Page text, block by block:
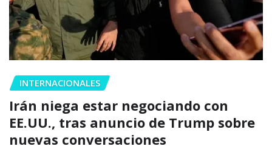
INTERNACIONALES
Irán niega estar negociando con
EE.UU., tras anuncio de Trump sobre
nuevas conversaciones